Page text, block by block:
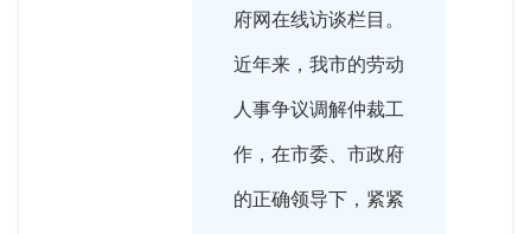
府网在线访谈栏目。
近年来，我市的劳动
人事争议调解仲裁工
作，在市委、市政府
的正确领导下，紧紧